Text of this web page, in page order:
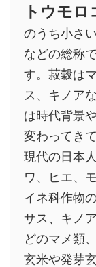
トウモロ
のうち小さ
などの総称
す。菽穀は
ス、キノア
は時代背景
変わってき
現代の日本
ワ、ヒエ、
イネ科作物
サス、キノ
どのマメ類
玄米や発芽